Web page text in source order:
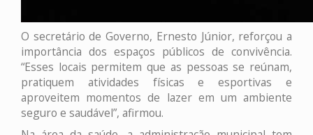
O secretário de Governo, Ernesto Júnior, reforçou a
importância dos espaços públicos de convivência.
“Esses locais permitem que as pessoas se reúnam,
pratiquem atividades físicas e esportivas e
aproveitem momentos de lazer em um ambiente
seguro e saudável”, afirmou.